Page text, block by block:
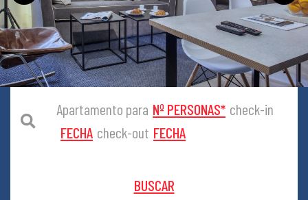
Apartamento para Nº PERSONAS* check-in
FECHA check-out FECHA
BUSCAR